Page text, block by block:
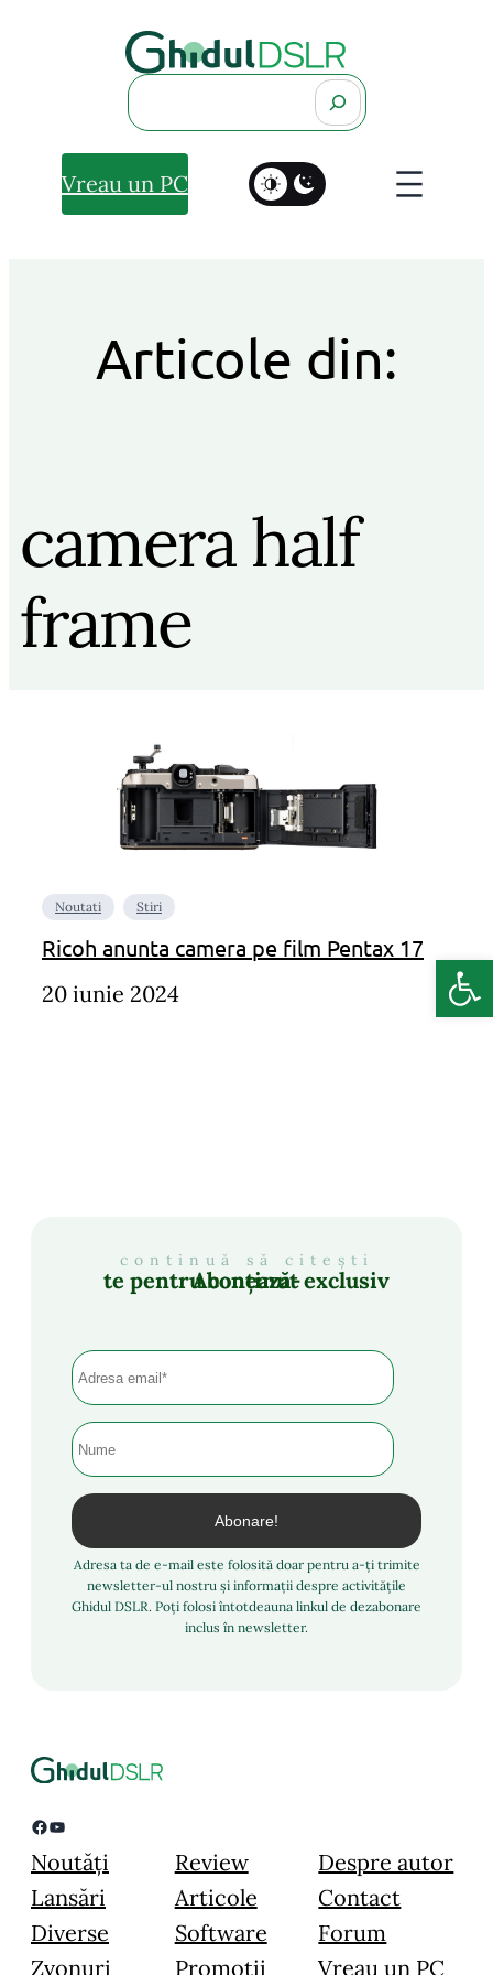
Search
Vreau un PC
Articole din:
camera half
frame
Noutati Stiri
Ricoh anunta camera pe film Pentax 17
20 iunie 2024
continuă să citești
Abonează-te pentru conținut exclusiv
Adresa ta de e-mail este folosită doar pentru a-ți trimite
newsletter-ul nostru și informații despre activitățile
Ghidul DSLR. Poți folosi întotdeauna linkul de dezabonare
inclus în newsletter.
Facebook YouTube
Noutăți
Lansări
Diverse
Zvonuri
Review
Articole
Software
Promoții
Despre autor
Contact
Forum
Vreau un PC